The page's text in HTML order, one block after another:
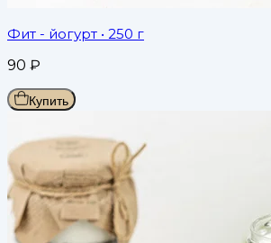
Фит - йогурт • 250 г
90 ₽
Купить